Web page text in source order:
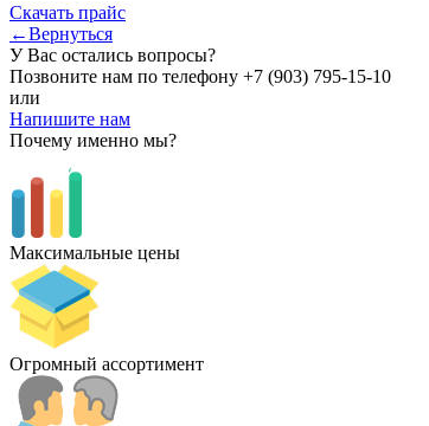
Скачать прайс
←Вернуться
У Вас остались вопросы?
Позвоните нам по телефону +7 (903) 795-15-10
или
Напишите нам
Почему именно мы?
Максимальные цены
Огромный ассортимент